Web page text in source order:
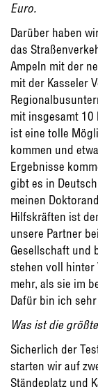
Euro.
Darüber haben
das
Ampeln mit der
mit der Kasseler
mit insgesamt 10
ist eine tolle
kommen und
Ergebnisse
gibt es in
meinen
Hilfskräften ist
unsere Partner
Gesellschaft und
stehen voll hinter
mehr, als sie im
Dafür bin ich
Was ist die
Sicherlich der
starten wir auf
Ständeplatz und